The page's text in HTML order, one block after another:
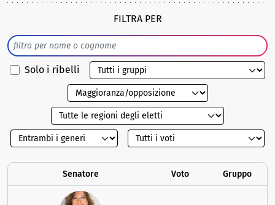
FILTRA PER
Solo i ribelli
Senatore Voto Gruppo